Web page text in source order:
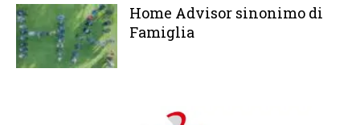
Home Advisor sinonimo di
Famiglia